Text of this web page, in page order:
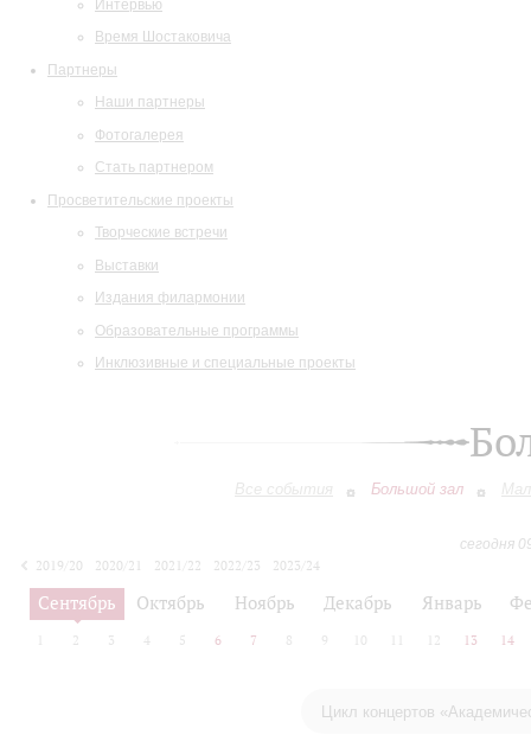
Интервью
Время Шостаковича
Партнеры
Наши партнеры
Фотогалерея
Стать партнером
Просветительские проекты
Творческие встречи
Выставки
Издания филармонии
Образовательные программы
Инклюзивные и специальные проекты
Все события Большой зал
сегодня
2019/20
2020/21 2021/22 2022/23
2023/24
2024/25
2025/26
Сентябрь Октябрь Ноябрь Декабрь Январь
2 3 4 5 6 7 8 9 10 12 13 14
Цикл концертов